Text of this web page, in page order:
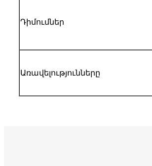
Դիմումներ
Առավելությունները